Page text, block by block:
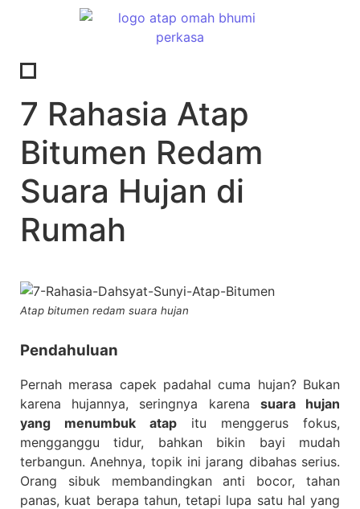
7 Rahasia Atap
Bitumen Redam
Suara Hujan di
Rumah
Atap bitumen redam suara hujan
Pendahuluan
Pernah merasa capek padahal cuma hujan? Bukan
karena hujannya, seringnya karena suara hujan
yang menumbuk atap itu menggerus fokus,
mengganggu tidur, bahkan bikin bayi mudah
terbangun. Anehnya, topik ini jarang dibahas serius.
Orang sibuk membandingkan anti bocor, tahan
panas, kuat berapa tahun, tetapi lupa satu hal yang